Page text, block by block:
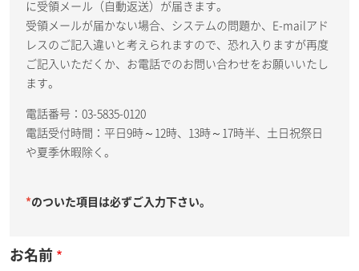
に受領メール（自動返送）が届きます。
受領メールが届かない場合、システムの問題か、E-mailアド
レスのご記入違いと考えられますので、恐れ入りますが再度
ご記入いただくか、お電話でのお問い合わせをお願いいたし
ます。
電話番号：03-5835-0120
電話受付時間：平日9時～12時、13時～17時半、土日祝祭日
や夏季休暇除く。
*のついた項目は必ずご入力下さい。
お名前